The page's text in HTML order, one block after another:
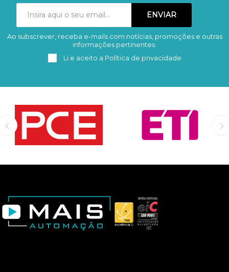
Subscrever Remover
Ao subscrever, receba e-mails com notícias, promoções e outras
informações pertinentes.
Li e aceito a Política de privacidade